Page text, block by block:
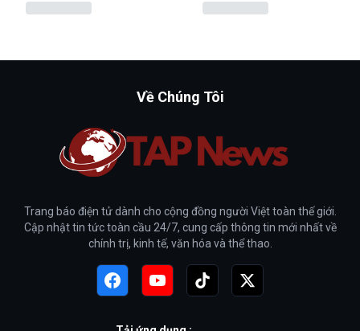
Về Chúng Tôi
Trang báo điện tử dành cho cộng đồng người Việt toàn thế giới.
Cập nhật tin tức toàn cầu 24/7, cung cấp thông tin mới nhất về
chính trị, kinh tế, văn hóa và thể thao.